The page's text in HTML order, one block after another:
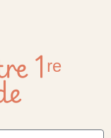
1ʳᵉ